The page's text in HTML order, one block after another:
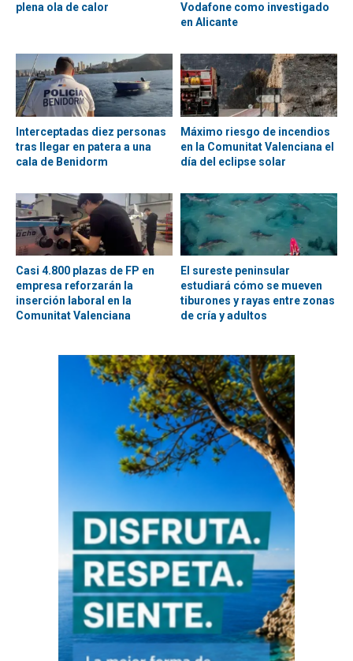
plena ola de calor
Vodafone como investigado
en Alicante
Interceptadas diez personas
tras llegar en patera a una
cala de Benidorm
Máximo riesgo de incendios
en la Comunitat Valenciana el
día del eclipse solar
Casi 4.800 plazas de FP en
empresa reforzarán la
inserción laboral en la
Comunitat Valenciana
El sureste peninsular
estudiará cómo se mueven
tiburones y rayas entre zonas
de cría y adultos